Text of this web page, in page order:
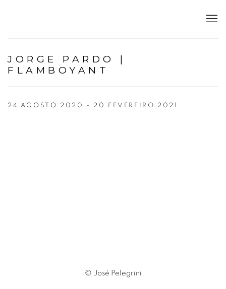
JORGE PARDO |
FLAMBOYANT
24 AGOSTO 2020 - 20 FEVEREIRO 2021
© José Pelegrini